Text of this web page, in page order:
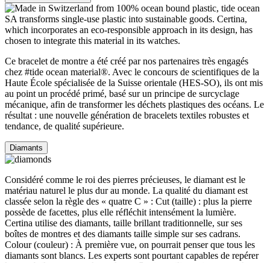
Ce bracelet de montre a été créé par nos partenaires très engagés
chez #tide ocean material®. Avec le concours de scientifiques de la
Haute École spécialisée de la Suisse orientale (HES-SO), ils ont mis
au point un procédé primé, basé sur un principe de surcyclage
mécanique, afin de transformer les déchets plastiques des océans. Le
résultat : une nouvelle génération de bracelets textiles robustes et
tendance, de qualité supérieure.
Diamants
Considéré comme le roi des pierres précieuses, le diamant est le
matériau naturel le plus dur au monde. La qualité du diamant est
classée selon la règle des « quatre C » : Cut (taille) : plus la pierre
possède de facettes, plus elle réfléchit intensément la lumière.
Certina utilise des diamants, taille brillant traditionnelle, sur ses
boîtes de montres et des diamants taille simple sur ses cadrans.
Colour (couleur) : À première vue, on pourrait penser que tous les
diamants sont blancs. Les experts sont pourtant capables de repérer